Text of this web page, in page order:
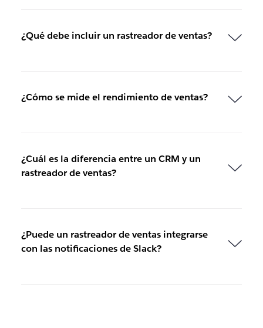
¿Qué debe incluir un rastreador de ventas?
¿Cómo se mide el rendimiento de ventas?
¿Cuál es la diferencia entre un CRM y un
rastreador de ventas?
¿Puede un rastreador de ventas integrarse
con las notificaciones de Slack?